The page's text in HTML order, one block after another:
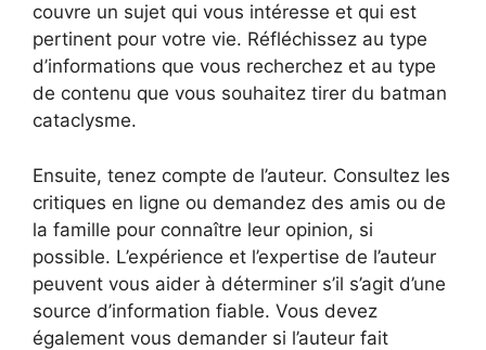
couvre un sujet qui vous intéresse et qui est
pertinent pour votre vie. Réfléchissez au type
d’informations que vous recherchez et au type
de contenu que vous souhaitez tirer du batman
cataclysme.
Ensuite, tenez compte de l’auteur. Consultez les
critiques en ligne ou demandez des amis ou de
la famille pour connaître leur opinion, si
possible. L’expérience et l’expertise de l’auteur
peuvent vous aider à déterminer s’il s’agit d’une
source d’information fiable. Vous devez
également vous demander si l’auteur fait